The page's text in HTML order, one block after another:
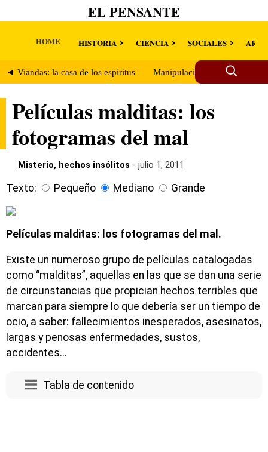
EL PENSANTE
HOME HISTORIA CIENCIA SOCIALES
◄ Viandas: la casa de los espíritus Manipulación mental. ¿Se
Películas malditas: los
fotogramas del mal
Misterio, hechos insólitos - julio 1, 2011
Texto: Pequeño Mediano Grande
Películas malditas: los fotogramas del mal.
Existe un numeroso grupo de películas catalogadas
como “malditas”, aquellas en las que se dan una serie
de circunstancias que propician hechos terribles que
marcan para siempre lo que debería ser un tiempo de
ocio, a saber: fallecimientos inesperados, asesinatos,
largas y penosas enfermedades, sustos,
accidentes…
Tabla de contenido